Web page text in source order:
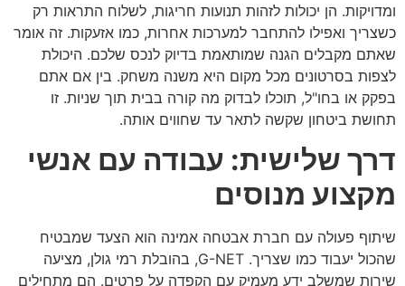
ומדויקות. הן יכולות לזהות תנועות חריגות, לשלוח התראות רק
כשצריך ואפילו להתחבר למערכות אחרות, כמו אזעקות. זה אומר
שאתם מקבלים הגנה שמותאמת בדיוק לנכס שלכם. היכולת
לצפות בסרטונים מכל מקום היא משנה משחק. בין אם אתם
בפקק או בחו"ל, תוכלו לבדוק מה קורה בבית תוך שניות. זו
תחושת ביטחון שקשה לתאר עד שחווים אותה.
דרך שלישית: עבודה עם אנשי
מקצוע מנוסים
שיתוף פעולה עם חברת אבטחה אמינה הוא הצעד שמבטיח
שהכול יעבוד כמו שצריך. G-NET, בהובלת רמי גולן, מציעה
שירות שמשלב ידע מעמיק עם הקפדה על פרטים. הם מתחילים